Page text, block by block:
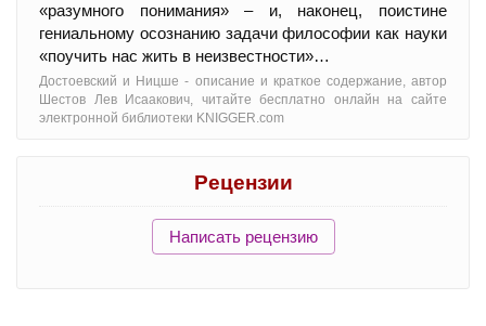
«разумного понимания» – и, наконец, поистине
гениальному осознанию задачи философии как науки
«поучить нас жить в неизвестности»…
Достоевский и Ницше - oписание и краткое содержание, автор
Шестов Лев Исаакович, читайте бесплатно онлайн на сайте
электронной библиотеки KNIGGER.com
Рецензии
Написать рецензию